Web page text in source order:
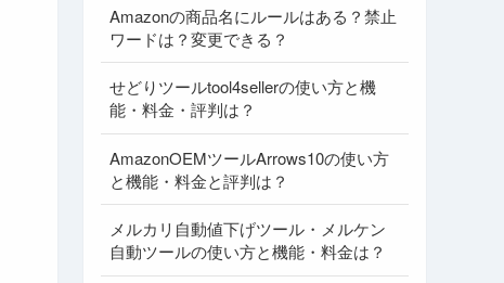
Amazonの商品名にルールはある？禁止
ワードは？変更できる？
せどりツールtool4sellerの使い方と機
能・料金・評判は？
AmazonOEMツールArrows10の使い方
と機能・料金と評判は？
メルカリ自動値下げツール・メルケン
自動ツールの使い方と機能・料金は？